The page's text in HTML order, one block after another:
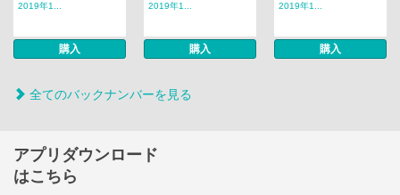
2019年1...
購入
2019年1...
購入
2019年1...
購入
全てのバックナンバーを見る
アプリダウンロード
はこちら